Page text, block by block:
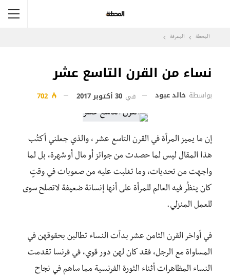
المحطة المعرفة
نساء من القرن التاسع عشر
بواسطة خالد عبود في 30 أكتوبر 2017
إن ما يميز المرأة في القرن التاسع عشر ، والذي جعلني أكتُب
هذا المقال ليس لما حصدت من جوائز أو مال أو شهرة، بل لما
واجهت من تحديات، وما تغلبت عليه من صعوبات في وقتٍ
كان ينظُر فيه العالم للمرأة على أنها إنسانة ضعيفة لاتصلح سوى
للعمل المنزلي.
في أواخر القرن الثامن عشر بدأت النساء تطالبن بحقوقهن في
المساواة مع الرجل، فقد كان لهن دور قوي، في فرنسا تقدمت
النساء المظاهرات أثناء الثورة الفرنسية مما ساهم في نجاح